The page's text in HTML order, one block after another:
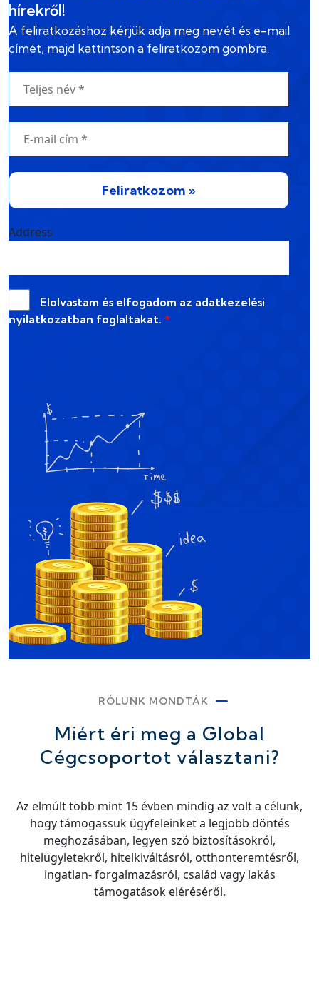
hírekről!
A feliratkozáshoz kérjük adja meg nevét és e-mail
címét, majd kattintson a feliratkozom gombra.
Feliratkozom »
Address
Elolvastam és elfogadom az adatkezelési
nyilatkozatban foglaltakat. *
RÓLUNK MONDTÁK
Miért éri meg a Global
Cégcsoportot választani?
Az elmúlt több mint 15 évben mindig az volt a célunk,
hogy támogassuk ügyfeleinket a legjobb döntés
meghozásában, legyen szó biztosításokról,
hitelügyletekről, hitelkiváltásról, otthonteremtésről,
ingatlan- forgalmazásról, család vagy lakás
támogatások eléréséről.